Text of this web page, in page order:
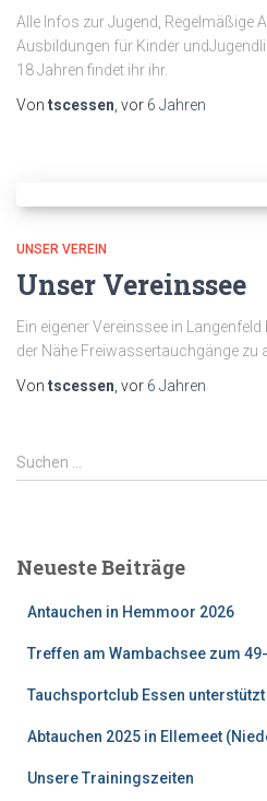
Alle Infos zur Jugend, Regelmäßige
Ausbildungen für Kinder
18 Jahren findet ihr ihr.
Von tscessen , vor 6 Jahren
UNSER VEREIN
Unser Vereinssee
Ein eigener Vereinssee in
der Nähe Freiwassertauchgänge zu
Von tscessen , vor 6 Jahren
S
u
n
Suchen …
Neueste Beiträge
Antauchen in Hemmoor 2026
Treffen am Wambachsee zum
Tauchsportclub Essen unterstützt
Abtauchen 2025 in Ellemeet
Unsere Trainingszeiten